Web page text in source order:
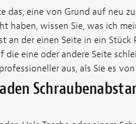
eine von Grund auf neu
haben, wissen Sie, was ich
an der einen Seite in ein Stück
eine oder andere Seite
aus, als Sie es